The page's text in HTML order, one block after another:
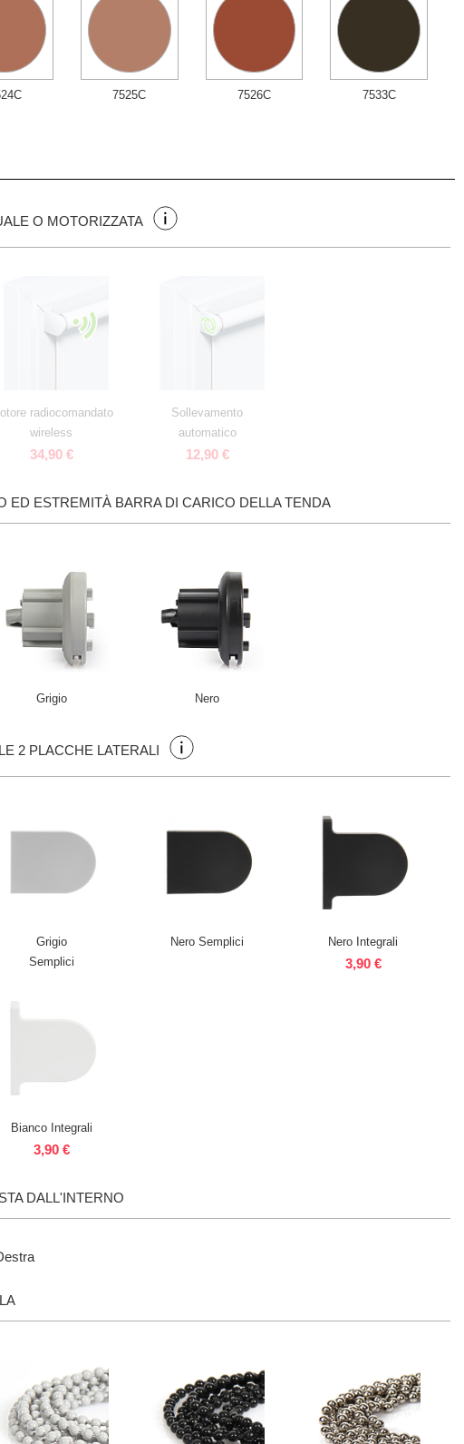
7525C 7526C 7533C
O MOTORIZZATA
radiocomandato
wireless
34,90 €
Sollevamento
automatico
12,90 €
ED ESTREMITÀ BARRA DI CARICO DELLA TENDA
Grigio Nero
2 PLACCHE LATERALI
Grigio
Semplici
Nero Semplici Nero Integrali
3,90 €
Bianco Integrali
3,90 €
DALL'INTERNO